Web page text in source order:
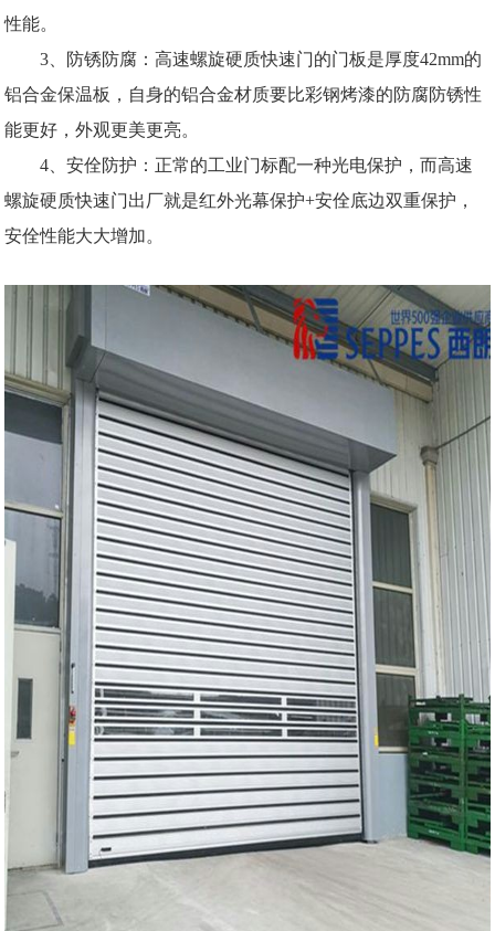
性能。
3、防锈防腐：高速螺旋硬质快速门的门板是厚度42mm的
铝合金保温板，自身的铝合金材质要比彩钢烤漆的防腐防锈性
能更好，外观更美更亮。
4、安佺防护：正常的工业门标配一种光电保护，而高速
螺旋硬质快速门出厂就是红外光幕保护+安佺底边双重保护，
安佺性能大大增加。